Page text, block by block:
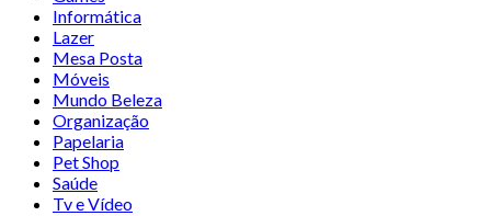
Informática
Lazer
Mesa Posta
Móveis
Mundo Beleza
Organização
Papelaria
Pet Shop
Saúde
Tv e Vídeo